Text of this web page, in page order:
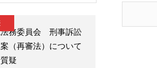
法務委員会 刑事訴訟
（再審法）について
疑